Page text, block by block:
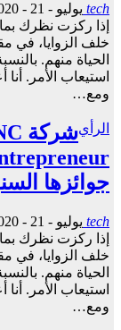
tech يوليو - 21 - 2020
إذا ركزت نظرك
خلف الزوايا، في
الحياة منهم.
استيعاب الأمر.
ومع…
الرأي
جوائزها
tech يوليو - 21 - 2020
إذا ركزت نظرك
خلف الزوايا، في
الحياة منهم.
استيعاب الأمر.
ومع…